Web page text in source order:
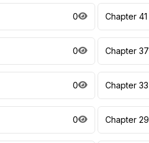
0 Chapter 41
0 Chapter 37
0 Chapter 33
0 Chapter 29